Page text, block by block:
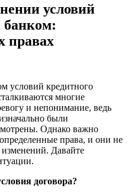
условий
банком:
правах
условий кредитного
многие
и непонимание, ведь
были
Однако важно
права, и они не
Давайте
договора?